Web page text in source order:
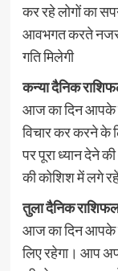
कर रहे लोगों का
आवभगत करते नजर
गति मिलेगी
कन्या दैनिक
आज का दिन आपके
विचार कर करने के
पर पूरा ध्यान देने
की कोशिश में लगे
तुला दैनिक
आज का दिन आपके
लिए रहेगा। आप